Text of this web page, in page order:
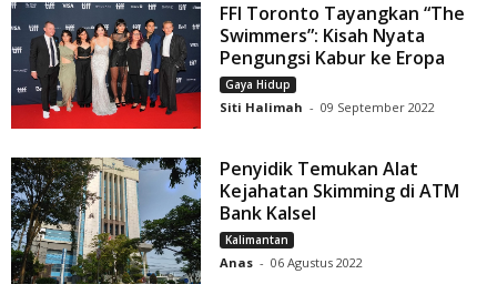
FFI Toronto Tayangkan “The
Swimmers”: Kisah Nyata
Pengungsi Kabur ke Eropa
Gaya Hidup
Siti Halimah - 09 September 2022
Penyidik Temukan Alat
Kejahatan Skimming di ATM
Bank Kalsel
Kalimantan
Anas - 06 Agustus 2022